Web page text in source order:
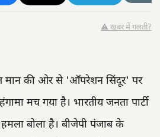
⚠️ खबर में गलती?
मान की ओर से 'ऑपरेशन सिंदूर' पर
मच गया है। भारतीय जनता पार्टी
बोला है। बीजेपी पंजाब के